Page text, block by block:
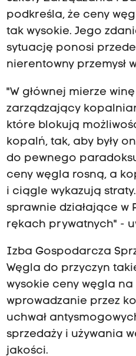
podkreśla, że ceny
tak wysokie. Jego
sytuację ponosi przede
nierentowny przemysł
"W głównej mierze
zarządzający
które blokują
kopalń, tak, aby były
do pewnego
ceny węgla rosną, a
i ciągle wykazują
sprawnie działające w
rękach prywatnych" -
Izba Gospodarcza
Węgla do przyczyn
wysokie ceny węgla na
wprowadzanie przez
uchwał
sprzedaży i używania
jakości.